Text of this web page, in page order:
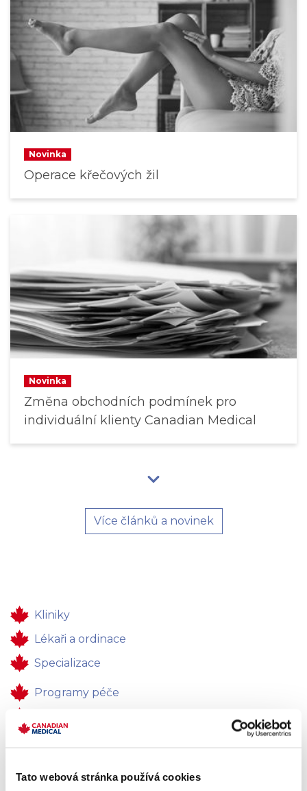
Tato webová stránka používá cookies
Novinka
Operace křečových žil
Novinka
Změna obchodních podmínek pro
individuální klienty Canadian Medical
Více článků a novinek
Kliniky
Lékaři a ordinace
Specializace
Programy péče
Kontakty